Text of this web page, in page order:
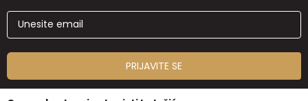
PRIJAVITE SE